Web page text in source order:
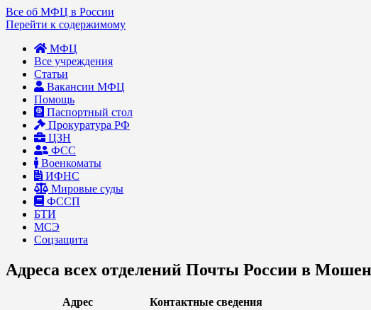
Все об МФЦ в России
Перейти к содержимому
МФЦ
Все учреждения
Статьи
Вакансии МФЦ
Помощь
Паспортный стол
Прокуратура РФ
ЦЗН
ФСС
Военкоматы
ИФНС
Мировые суды
ФССП
БТИ
МСЭ
Соцзащита
Адреса всех отделений Почты России в
Адрес Контактные сведения